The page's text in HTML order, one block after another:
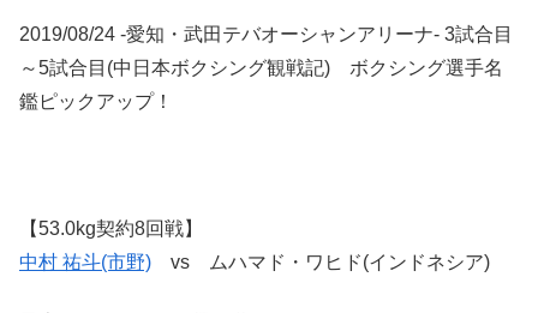
2019/08/24 -愛知・武田テバオーシャンアリーナ- 3試合目
～5試合目(中日本ボクシング観戦記) ボクシング選手名
鑑ピックアップ！
【53.0kg契約8回戦】
中村 祐斗(市野) vs ムハマド・ワヒド(インドネシア)